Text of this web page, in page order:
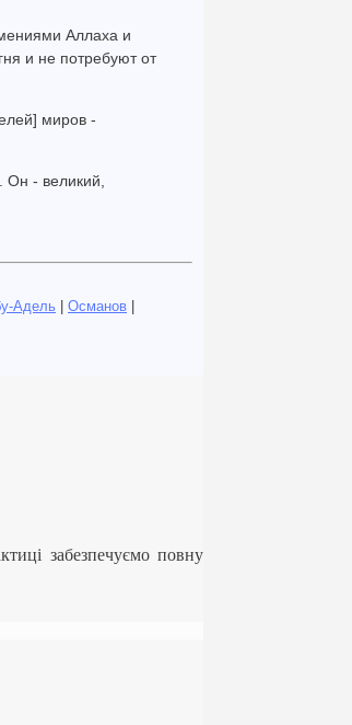
Аллаха и
и не потребуют от
миров -
Он - великий,
Адель Османов
забезпечуємо повну